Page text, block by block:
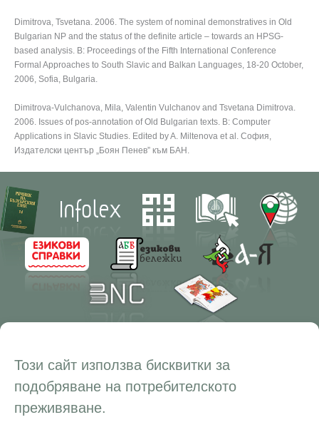
Този сайт използва бисквитки за
подобряване на потребителското
преживяване.
Dimitrova, Tsvetana. 2006. The system of nominal demonstratives in Old
Bulgarian NP and the status of the definite article – towards an HPSG-
based analysis. В: Proceedings of the Fifth International Conference
Formal Approaches to South Slavic and Balkan Languages, 18-20 October,
2006, Sofia, Bulgaria.
Dimitrova-Vulchanova, Mila, Valentin Vulchanov and Tsvetana Dimitrova.
2006. Issues of pos-annotation of Old Bulgarian texts. В: Computer
Applications in Slavic Studies. Edited by A. Miltenova et al. София,
Издателски център „Боян Пенев” към БАН.
Management
Administration
Education Resources